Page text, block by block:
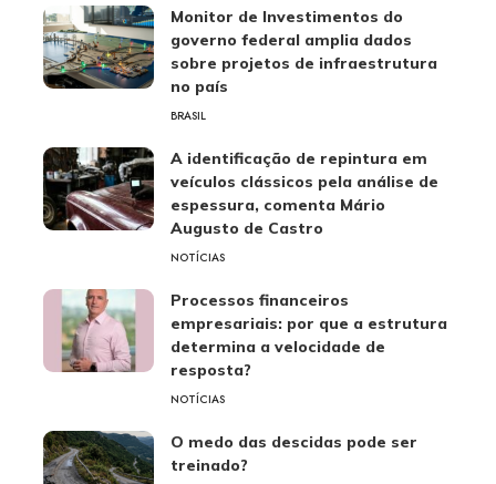
Monitor de Investimentos do
governo federal amplia dados
sobre projetos de infraestrutura
no país
BRASIL
A identificação de repintura em
veículos clássicos pela análise de
espessura, comenta Mário
Augusto de Castro
NOTÍCIAS
Processos financeiros
empresariais: por que a estrutura
determina a velocidade de
resposta?
NOTÍCIAS
O medo das descidas pode ser
treinado?